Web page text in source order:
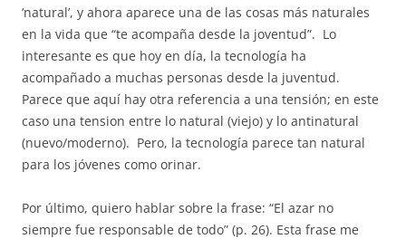
‘natural’, y ahora aparece una de las cosas más naturales
en la vida que “te acompaña desde la joventud”. Lo
interesante es que hoy en día, la tecnología ha
acompañado a muchas personas desde la juventud.
Parece que aquí hay otra referencia a una tensión; en este
caso una tension entre lo natural (viejo) y lo antinatural
(nuevo/moderno). Pero, la tecnología parece tan natural
para los jóvenes como orinar.
Por último, quiero hablar sobre la frase: “El azar no
siempre fue responsable de todo” (p. 26). Esta frase me